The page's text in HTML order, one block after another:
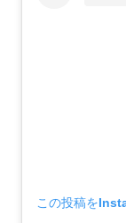
この投稿を